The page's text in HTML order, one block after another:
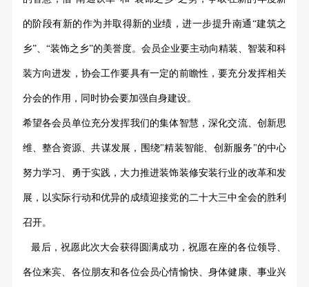
的阶段有新的作为并取得新的业绩，进一步提升南通“建筑之
乡”、 “装饰之乡”的美誉度。会员企业要主动向精装、智装和科
装方向进发，协会工作要具有一定的前瞻性，要充分发挥相关
分会的作用，同时协会要加强自身建设。
希望各会员单位充分发挥我们的集体智慧，深化交流、创新思
维、整合资源、共谋发展，围绕"精装智能、创新服务"的中心
努力学习、勇于实践，大力推进装饰装修安装行业的改革和发
展，以实际行动和优异的成绩迎接党的二十大三中全会的胜利
召开。
最后，祝愿此次大会获得圆满成功，祝愿在座的各位领导、
各位来宾、各位朋友和各位会员心情愉快、身体健康、事业兴